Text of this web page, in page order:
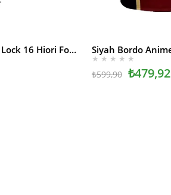
Siyah Bordo Anime Blue Lock 16 Hiori Forma Unisex T-shirt SEPETE EKLE
★ ★ ★ ★ ★
₺479,92
₺599,90